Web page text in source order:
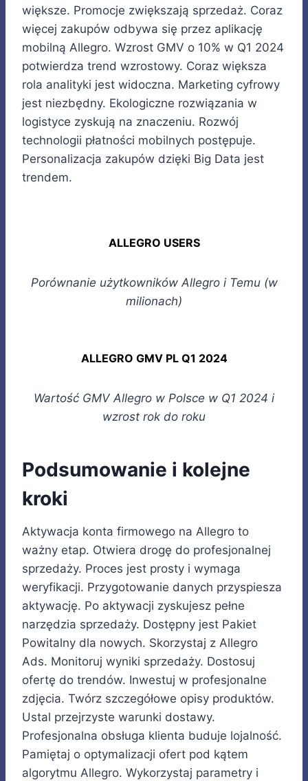
większe. Promocje zwiększają sprzedaż. Coraz
więcej zakupów odbywa się przez aplikację
mobilną Allegro. Wzrost GMV o 10% w Q1 2024
potwierdza trend wzrostowy. Coraz większa
rola analityki jest widoczna. Marketing cyfrowy
jest niezbędny. Ekologiczne rozwiązania w
logistyce zyskują na znaczeniu. Rozwój
technologii płatności mobilnych postępuje.
Personalizacja zakupów dzięki Big Data jest
trendem.
ALLEGRO USERS
Porównanie użytkowników Allegro i Temu (w
milionach)
ALLEGRO GMV PL Q1 2024
Wartość GMV Allegro w Polsce w Q1 2024 i
wzrost rok do roku
Podsumowanie i kolejne
kroki
Aktywacja konta firmowego na Allegro to
ważny etap. Otwiera drogę do profesjonalnej
sprzedaży. Proces jest prosty i wymaga
weryfikacji. Przygotowanie danych przyspiesza
aktywację. Po aktywacji zyskujesz pełne
narzędzia sprzedaży. Dostępny jest Pakiet
Powitalny dla nowych. Skorzystaj z Allegro
Ads. Monitoruj wyniki sprzedaży. Dostosuj
ofertę do trendów. Inwestuj w profesjonalne
zdjęcia. Twórz szczegółowe opisy produktów.
Ustal przejrzyste warunki dostawy.
Profesjonalna obsługa klienta buduje lojalność.
Pamiętaj o optymalizacji ofert pod kątem
algorytmu Allegro. Wykorzystaj parametry i